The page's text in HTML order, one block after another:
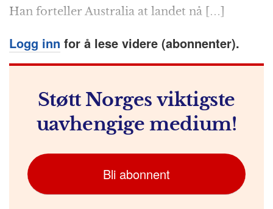
Han forteller Australia at landet nå […]
Logg inn for å lese videre (abonnenter).
Støtt Norges viktigste
uavhengige medium!
Bli abonnent